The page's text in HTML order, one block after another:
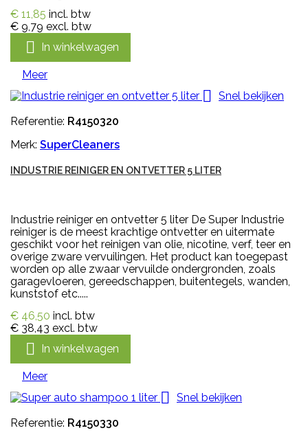
€ 11,85 incl. btw
€ 9,79 excl. btw
 In winkelwagen
Meer

Snel bekijken
Referentie: R4150320
Merk: SuperCleaners
INDUSTRIE REINIGER EN ONTVETTER 5 LITER
Industrie reiniger en ontvetter 5 liter De Super Industrie
reiniger is de meest krachtige ontvetter en uitermate
geschikt voor het reinigen van olie, nicotine, verf, teer en
overige zware vervuilingen. Het product kan toegepast
worden op alle zwaar vervuilde ondergronden, zoals
garagevloeren, gereedschappen, buitentegels, wanden,
kunststof etc.....
€ 46,50 incl. btw
€ 38,43 excl. btw
 In winkelwagen
Meer

Snel bekijken
Referentie: R4150330